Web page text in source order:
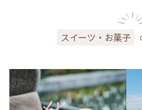
スイーツ・お菓子